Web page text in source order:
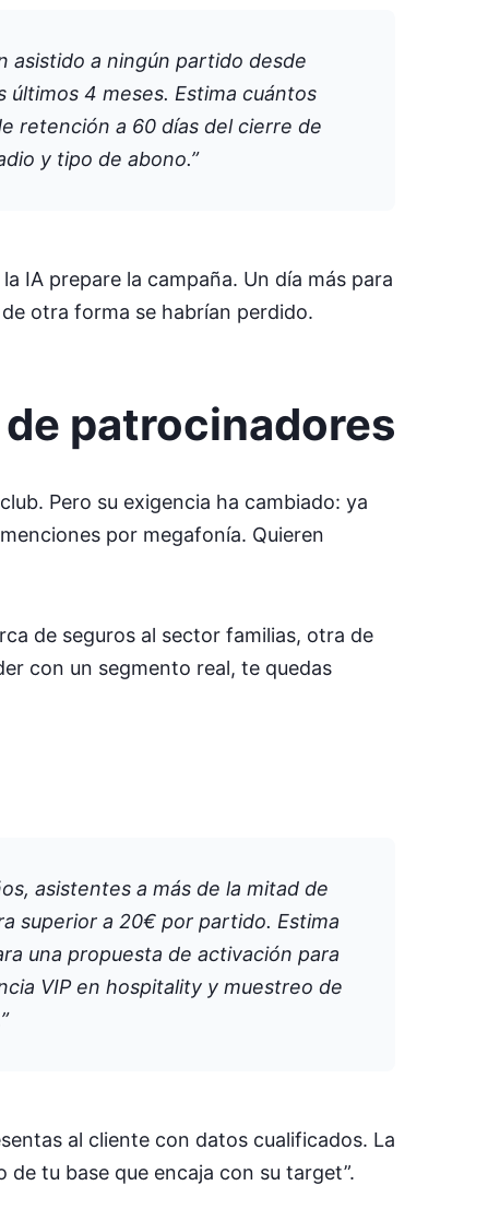
asistido a ningún partido desde
4 meses. Estima cuántos
retención a 60 días del cierre de
y tipo de abono.”
IA prepare la campaña. Un día más para
otra forma se habrían perdido.
patrocinadores
Pero su exigencia ha cambiado: ya
por megafonía. Quieren
de seguros al sector familias, otra de
con un segmento real, te quedas
asistentes a más de la mitad de
superior a 20€ por partido. Estima
una propuesta de activación para
VIP en hospitality y muestreo de
al cliente con datos cualificados. La
de tu base que encaja con su target”.